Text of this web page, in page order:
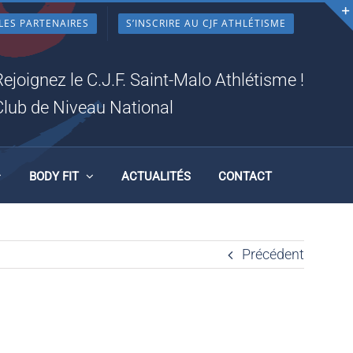
LES PARTENAIRES S’INSCRIRE AU CJF ATHLÉTISME
le C.J.F. Saint-Malo Athlétisme !
de Niveau National
BODY FIT ACTUALITÉS CONTACT
Précédent